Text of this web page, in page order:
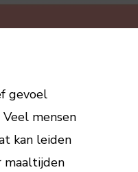
gevoel
mensen
kan leiden
maaltijden